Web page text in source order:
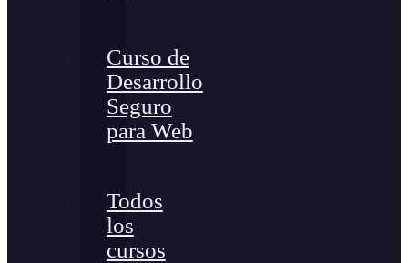
Curso de
Desarrollo
Seguro
para Web
Todos
los
cursos